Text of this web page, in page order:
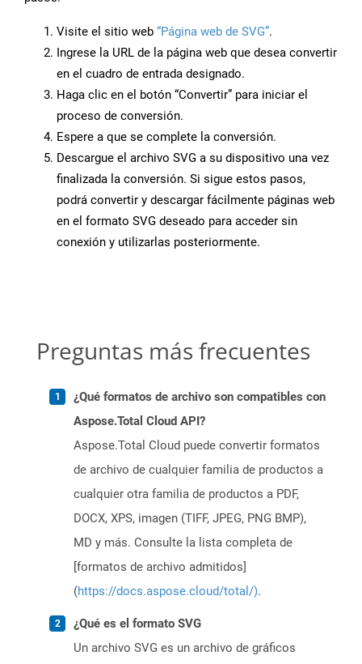
Visite el sitio web “Página web de SVG”.
Ingrese la URL de la página web que desea convertir
en el cuadro de entrada designado.
Haga clic en el botón “Convertir” para iniciar el
proceso de conversión.
Espere a que se complete la conversión.
Descargue el archivo SVG a su dispositivo una vez
finalizada la conversión. Si sigue estos pasos,
podrá convertir y descargar fácilmente páginas web
en el formato SVG deseado para acceder sin
conexión y utilizarlas posteriormente.
Preguntas más frecuentes
¿Qué formatos de archivo son compatibles con
Aspose.Total Cloud API?
Aspose.Total Cloud puede convertir formatos
de archivo de cualquier familia de productos a
cualquier otra familia de productos a PDF,
DOCX, XPS, imagen (TIFF, JPEG, PNG BMP),
MD y más. Consulte la lista completa de
[formatos de archivo admitidos]
(https://docs.aspose.cloud/total/).
¿Qué es el formato SVG
Un archivo SVG es un archivo de gráficos